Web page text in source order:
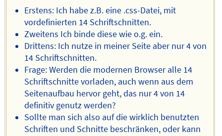
Erstens: Ich habe z.B. eine .css-Datei, mit
vordefinierten 14 Schriftschnitten.
Zweitens Ich binde diese wie o.g. ein.
Drittens: Ich nutze in meiner Seite aber nur 4 von
14 Schriftschnitten.
Frage: Werden die modernen Browser alle 14
Schriftschnitte vorladen, auch wenn aus dem
Seitenaufbau hervor geht, das nur 4 von 14
definitiv genutz werden?
Sollte man sich also auf die wirklich benutzten
Schriften und Schnitte beschränken, oder kann